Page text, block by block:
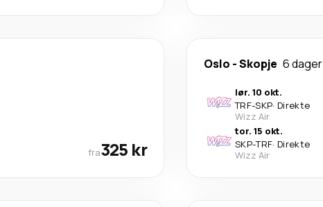
fra325 kr
Oslo -Skopje 6 dager
lør. 10 okt.
TRF-SKP· Direkte
Wizz Air
tor. 15 okt.
SKP-TRF· Direkte
Wizz Air